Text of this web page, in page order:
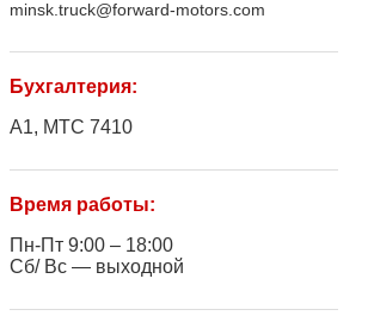
minsk.truck@forward-motors.com
Бухгалтерия:
A1, МТС 7410
Время работы:
Пн-Пт 9:00 – 18:00
Сб/ Вс — выходной